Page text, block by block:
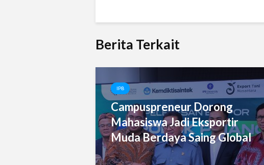
Berita Terkait
IPB
Campuspreneur Dorong
Mahasiswa Jadi Eksportir
Muda Berdaya Saing Global